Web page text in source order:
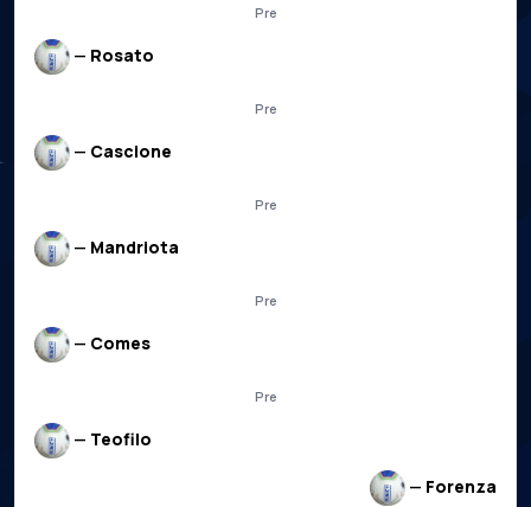
Pre
— Rosato
Pre
— Cascione
Pre
— Mandriota
Pre
— Comes
Pre
— Teofilo
— Forenza